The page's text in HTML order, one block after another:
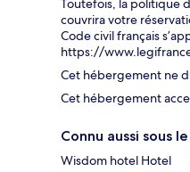
Toutefois, la politique
couvrira votre
Code civil français
https://
Cet hébergement ne
Cet hébergement
Connu aussi sous
Wisdom hotel Hotel